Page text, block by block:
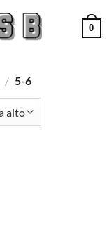
0
/ 5-6